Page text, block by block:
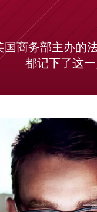
国商务部主办的
都记下了这